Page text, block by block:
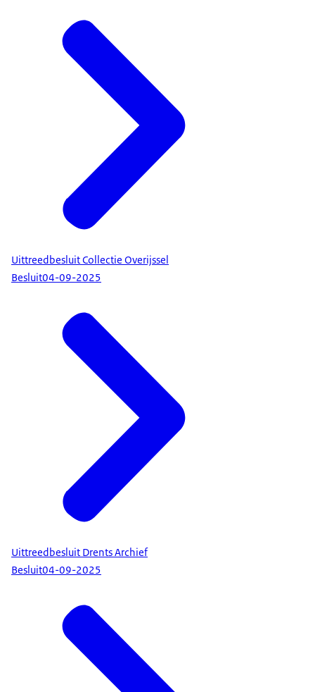
Uittreedbesluit Collectie Overijssel
Besluit04-09-2025
Uittreedbesluit Drents Archief
Besluit04-09-2025